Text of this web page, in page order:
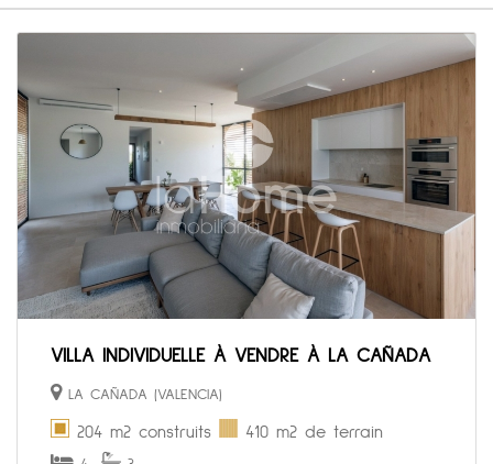
VILLA INDIVIDUELLE À VENDRE À LA CAÑADA
LA CAÑADA (VALENCIA)
204 m2 construits 410 m2 de terrain